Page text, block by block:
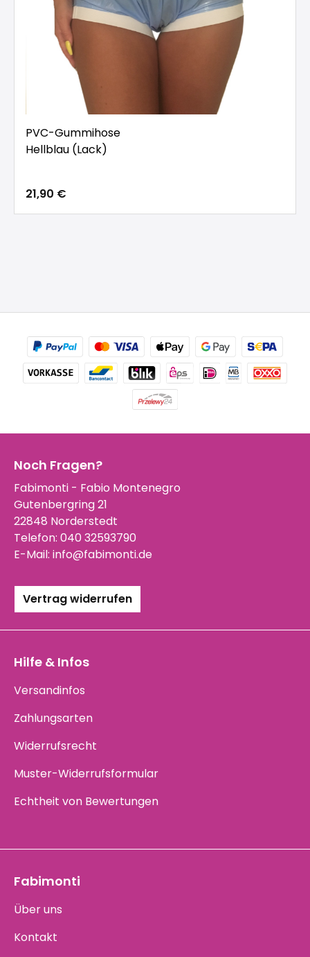
PVC-Gummihose
Hellblau (Lack)
21,90 €
Noch Fragen?
Fabimonti - Fabio Montenegro
Gutenbergring 21
22848 Norderstedt
Telefon: 040 32593790
E-Mail: info@fabimonti.de
Vertrag widerrufen
Hilfe & Infos
Versandinfos
Zahlungsarten
Widerrufsrecht
Muster-Widerrufsformular
Echtheit von Bewertungen
Fabimonti
Über uns
Kontakt